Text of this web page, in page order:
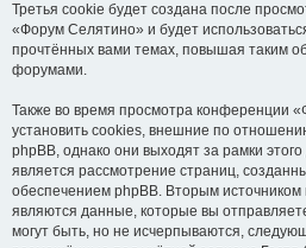
Третья cookie будет создана после
«Форум Селятино» и будет
прочтённых вами темах, повышая таким
форумами.
Также во время просмотра конференции
установить cookies, внешние по
phpBB, однако они выходят за рамки
является рассмотрение страниц,
обеспечением phpBB. Вторым
являются данные, которые вы
могут быть, но не исчерпываются,